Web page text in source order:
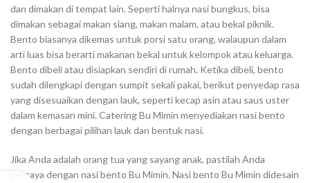
dan dimakan di tempat lain. Seperti halnya nasi bungkus, bisa
dimakan sebagai makan siang, makan malam, atau bekal piknik.
Bento biasanya dikemas untuk porsi satu orang, walaupun dalam
arti luas bisa berarti makanan bekal untuk kelompok atau keluarga.
Bento dibeli atau disiapkan sendiri di rumah. Ketika dibeli, bento
sudah dilengkapi dengan sumpit sekali pakai, berikut penyedap rasa
yang disesuaikan dengan lauk, seperti kecap asin atau saus uster
dalam kemasan mini. Catering Bu Mimin menyediakan nasi bento
dengan berbagai pilihan lauk dan bentuk nasi.
Jika Anda adalah orang tua yang sayang anak, pastilah Anda
percaya dengan nasi bento Bu Mimin. Nasi bento Bu Mimin didesain